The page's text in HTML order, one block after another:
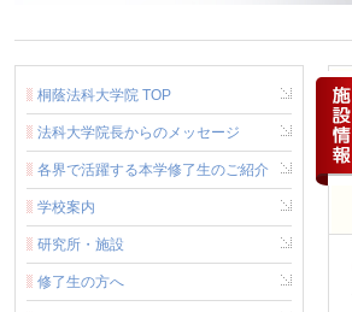
桐蔭法科大学院 TOP
法科大学院長からのメッセージ
各界で活躍する本学修了生のご紹介
学校案内
研究所・施設
修了生の方へ